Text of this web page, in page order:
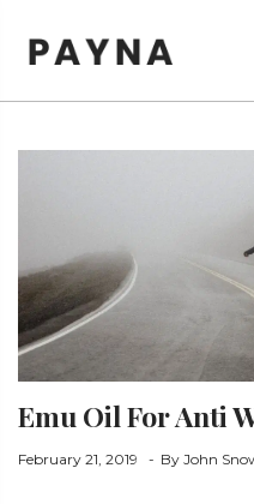
Emu Oil For Anti
February 21, 2019 By John